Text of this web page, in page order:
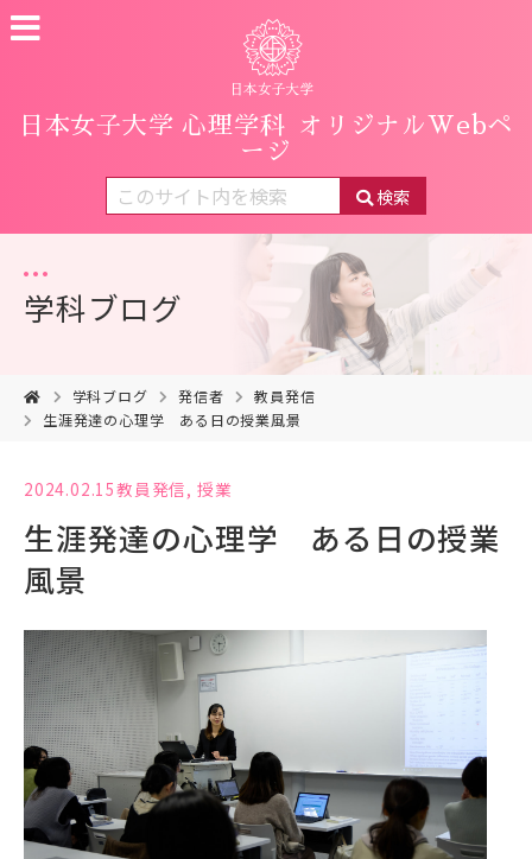
日本女子大学 心理学科
オリジナルWebペ
ージ
検索
学科ブログ
学科ブログ 発信者
教員発信
生涯発達の心理学 ある日の授業風景
2024.02.15教員発信, 授業
生涯発達の心理学 ある日の授業
風景